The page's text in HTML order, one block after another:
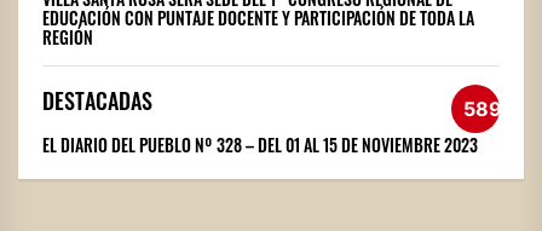
EDUCACIÓN CON PUNTAJE DOCENTE Y PARTICIPACIÓN DE TODA LA
REGIÓN
DESTACADAS 589
EL DIARIO DEL PUEBLO Nº 328 – DEL 01 AL 15 DE NOVIEMBRE 2023